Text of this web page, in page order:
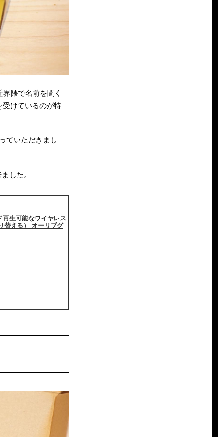
隈で名前を聞く
けているのが特
ていただきまし
した。
生可能なワイヤレス
替える） オーリブグ